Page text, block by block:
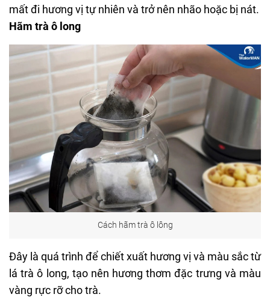
mất đi hương vị tự nhiên và trở nên nhão hoặc bị nát.
Hãm trà ô long
Cách hãm trà ô lông
Đây là quá trình để chiết xuất hương vị và màu sắc từ
lá trà ô long, tạo nên hương thơm đặc trưng và màu
vàng rực rỡ cho trà.